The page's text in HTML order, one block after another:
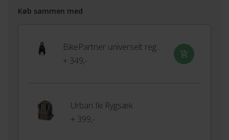
Køb sammen med
BikePartner universelt regnslag til barnestol
+ 349,-
Urban Iki Rygsæk
+ 399,-